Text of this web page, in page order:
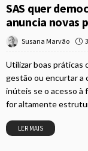
SAS quer
anuncia novas
Susana Marvão
Utilizar boas práticas
gestão ou encurtar a
inúteis se o acesso à
for altamente
LER MAIS